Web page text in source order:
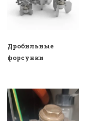
Дробильные
форсунки